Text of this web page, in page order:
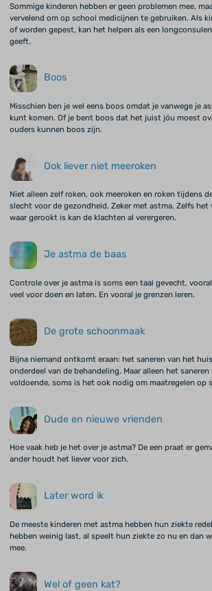
Sommige kinderen hebben er geen problemen mee,
vervelend om op school medicijnen te gebruiken. Als
of worden gepest, kan het helpen als een
geeft.
Boos
Misschien ben je wel eens boos omdat je vanwege je
kunt komen. Of je bent boos dat het juist jóu moest
ouders kunnen boos zijn.
Ook liever niet meeroken
Niet alleen zelf roken, ook meeroken en roken tijdens
slecht voor de gezondheid. Zeker met astma. Zelfs
waar gerookt is kan de klachten al verergeren.
Je astma de baas
Controle over je astma is soms een taai gevecht,
veel voor doen en laten. En vooral je grenzen leren.
De grote schoonmaak
Bijna niemand ontkomt eraan: het saneren van het
onderdeel van de behandeling. Maar alleen het
voldoende, soms is het ook nodig om maatregelen op
Oude en nieuwe vrienden
Hoe vaak heb je het over je astma? De een praat er
ander houdt het liever voor zich.
Later word ik
De meeste kinderen met astma hebben hun ziekte
hebben weinig last, al speelt hun ziekte zo nu en dan
mee.
Wel of geen kat?